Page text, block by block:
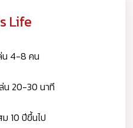
Life
น 4-8 คน
ล่น 20-30 นาที
10 ปีขึ้นไป